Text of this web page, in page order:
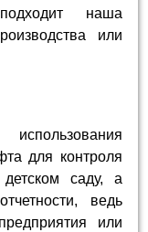
наша
или
для контроля
детском саду, а
ведь
или